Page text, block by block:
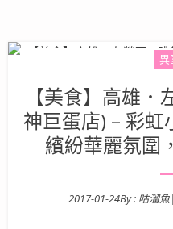
異
【美食】高雄
神巨蛋店) – 彩虹
繽紛華麗氛圍
2017-01-24By : 咕溜